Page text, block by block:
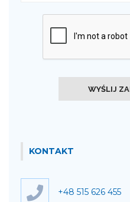
WYŚLIJ
KONTAKT
+48 515 626 455